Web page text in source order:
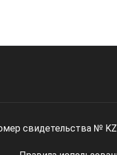
свидетельства №